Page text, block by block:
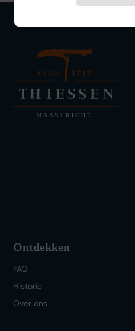
Ontdekken
FAQ
Historie
Over ons